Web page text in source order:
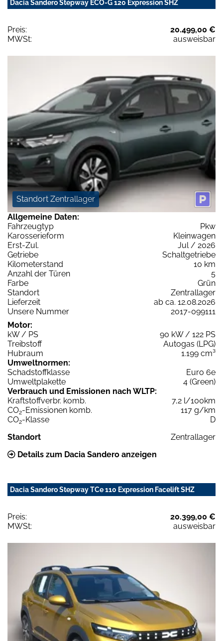
Dacia Sandero Stepway ECO-G 120 Expression SHZ
Preis:
20.499,00 €
MWSt:
ausweisbar
Standort Zentrallager
Allgemeine Daten:
Fahrzeugtyp
Pkw
Karosserieform
Kleinwagen
Erst-Zul.
Jul / 2026
Getriebe
Schaltgetriebe
Kilometerstand
10 km
Anzahl der Türen
5
Farbe
Grün
Standort
Zentrallager
Lieferzeit
ab ca. 12.08.2026
Unsere Nummer
2017-099111
Motor:
kW / PS
90 kW / 122 PS
Treibstoff
Autogas (LPG)
Hubraum
1.199 cm³
Umweltnormen:
Schadstoffklasse
Euro 6e
Umweltplakette
4 (Green)
Verbrauch und Emissionen nach WLTP:
Kraftstoffverbr. komb.
7,2 l/100km
CO2-Emissionen komb.
117 g/km
CO2-Klasse
D
Standort
Zentrallager
Details zum Dacia Sandero anzeigen
Dacia Sandero Stepway TCe 110 Expression Facelift SHZ
Preis:
20.399,00 €
MWSt:
ausweisbar